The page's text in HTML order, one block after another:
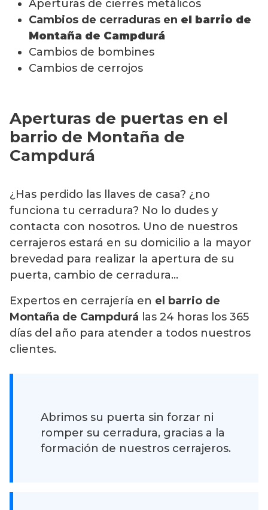
Aperturas de cierres metálicos
Cambios de cerraduras en el barrio de
Montaña de Campdurá
Cambios de bombines
Cambios de cerrojos
Aperturas de puertas en el
barrio de Montaña de
Campdurá
¿Has perdido las llaves de casa? ¿no
funciona tu cerradura? No lo dudes y
contacta con nosotros. Uno de nuestros
cerrajeros estará en su domicilio a la mayor
brevedad para realizar la apertura de su
puerta, cambio de cerradura…
Expertos en cerrajería en el barrio de
Montaña de Campdurá las 24 horas los 365
días del año para atender a todos nuestros
clientes.
Abrimos su puerta sin forzar ni
romper su cerradura, gracias a la
formación de nuestros cerrajeros.